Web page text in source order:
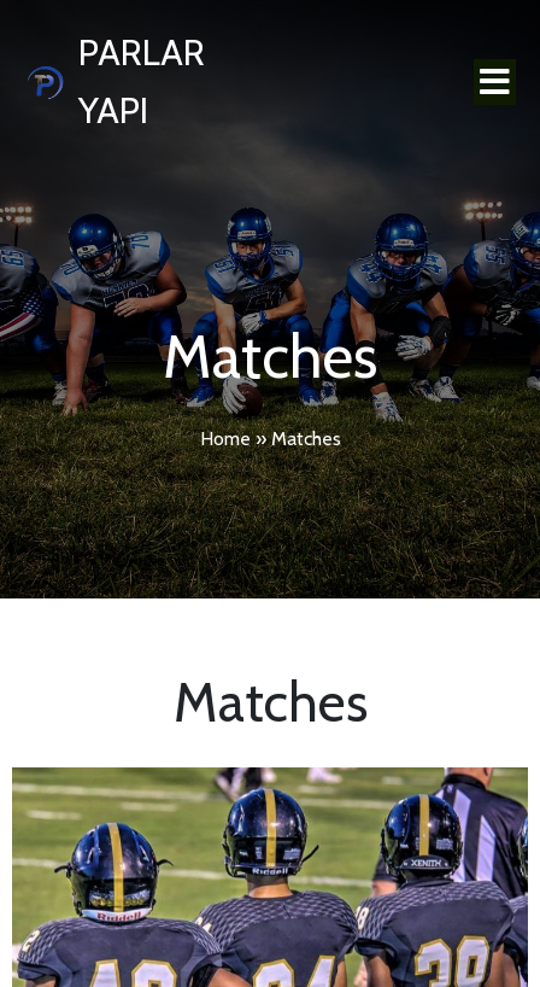
PARLAR
YAPI
Matches
Home»Matches
Matches